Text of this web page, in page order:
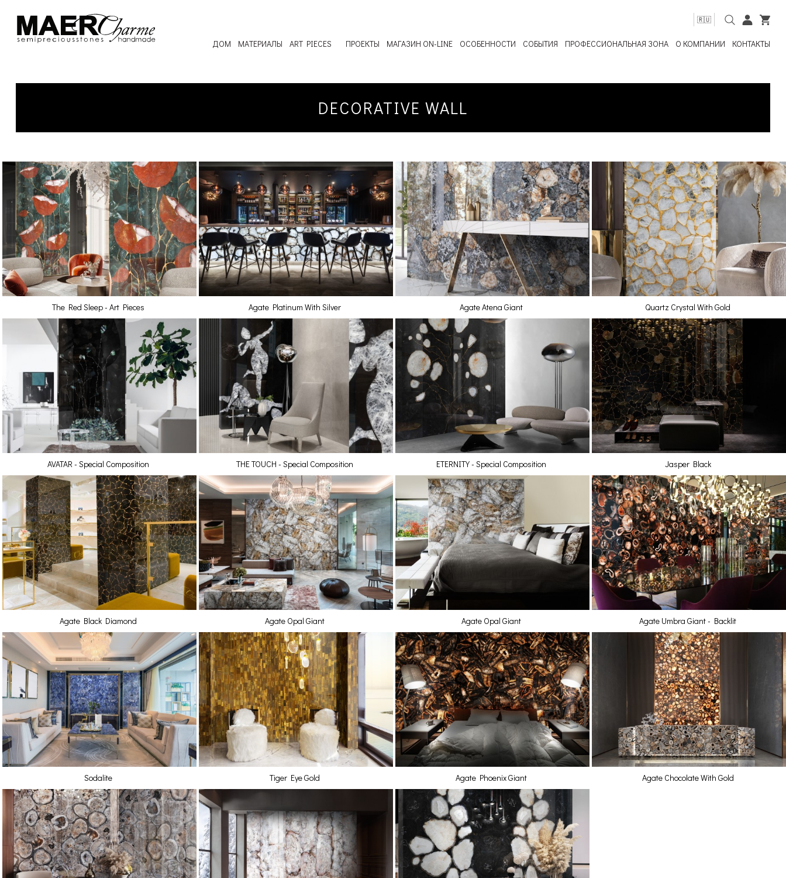
🇷🇺
ДОМ МАТЕРИАЛЫ ART PIECES ПРОЕКТЫ МАГАЗИН ON-LINE ОСОБЕННОСТИ СОБЫТИЯ ПРОФЕССИОНАЛЬНАЯ ЗОНА О КОМПАНИИ КОНТАКТЫ
DECORATIVE WALL
The Red Sleep - Art Pieces Agate Platinum With Silver Agate Atena Giant Quartz Crystal With Gold
AVATAR - Special Composition THE TOUCH - Special Composition ETERNITY - Special Composition Jasper Black
Agate Black Diamond Agate Opal Giant Agate Opal Giant Agate Umbra Giant - Backlit
Sodalite Tiger Eye Gold Agate Phoenix Giant Agate Chocolate With Gold